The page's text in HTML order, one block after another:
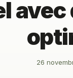
avec
26